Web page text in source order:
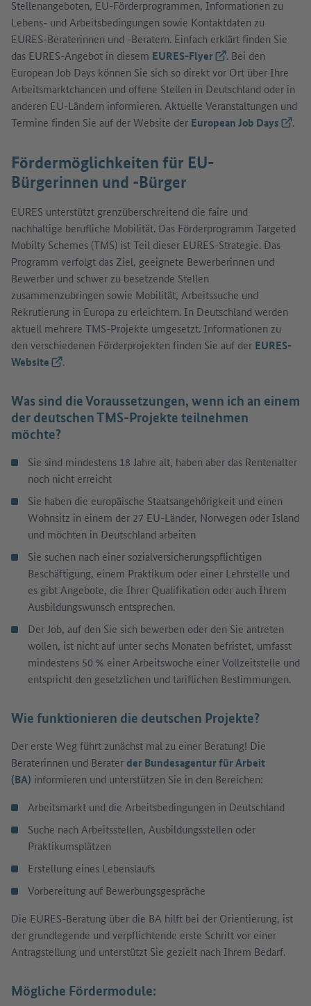
Stellenangeboten, EU-Förderprogrammen, Informationen zu
Lebens- und Arbeitsbedingungen sowie Kontaktdaten zu
EURES-Beraterinnen und -Beratern. Einfach erklärt finden Sie
das EURES-Angebot in diesem EURES-Flyer(Externer Link)
. Bei den
European Job Days können Sie sich so direkt vor Ort über Ihre
Arbeitsmarktchancen und offene Stellen in Deutschland oder in
anderen EU-Ländern informieren. Aktuelle Veranstaltungen und
Termine finden Sie auf der Website der European Job Days .
Fördermöglichkeiten für EU-
Bürgerinnen und -Bürger
EURES unterstützt grenzüberschreitend die faire und
nachhaltige berufliche Mobilität. Das Förderprogramm Targeted
Mobilty Schemes (TMS) ist Teil dieser EURES-Strategie. Das
Programm verfolgt das Ziel, geeignete Bewerberinnen und
Bewerber und schwer zu besetzende Stellen
zusammenzubringen sowie Mobilität, Arbeitssuche und
Rekrutierung in Europa zu erleichtern. In Deutschland werden
aktuell mehrere TMS-Projekte umgesetzt. Informationen zu
den verschiedenen Förderprojekten finden Sie auf der EURES-
Website(Externer Link)
.
Was sind die Voraussetzungen, wenn ich an einem
der deutschen TMS-Projekte teilnehmen
möchte?
Sie sind mindestens 18 Jahre alt, haben aber das Rentenalter
noch nicht erreicht
Sie haben die europäische Staatsangehörigkeit und einen
Wohnsitz in einem der 27 EU-Länder, Norwegen oder Island
und möchten in Deutschland arbeiten
Sie suchen nach einer sozialversicherungspflichtigen
Beschäftigung, einem Praktikum oder einer Lehrstelle und
es gibt Angebote, die Ihrer Qualifikation oder auch Ihrem
Ausbildungswunsch entsprechen.
Der Job, auf den Sie sich bewerben oder den Sie antreten
wollen, ist nicht auf unter sechs Monaten befristet, umfasst
mindestens 50 % einer Arbeitswoche einer Vollzeitstelle und
entspricht den gesetzlichen und tariflichen Bestimmungen.
Wie funktionieren die deutschen Projekte?
Der erste Weg führt zunächst mal zu einer Beratung! Die
Beraterinnen und Berater der Bundesagentur für Arbeit
(BA) informieren und unterstützen Sie in den Bereichen:
Arbeitsmarkt und die Arbeitsbedingungen in Deutschland
Suche nach Arbeitsstellen, Ausbildungsstellen oder
Praktikumsplätzen
Erstellung eines Lebenslaufs
Vorbereitung auf Bewerbungsgespräche
Die EURES-Beratung über die BA hilft bei der Orientierung, ist
der grundlegende und verpflichtende erste Schritt vor einer
Antragstellung und unterstützt Sie gezielt nach Ihrem Bedarf.
Mögliche Fördermodule: